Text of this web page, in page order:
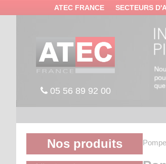
ATEC FRANCE SECTEURS
05 56 89 92 00
Nos produits Pompe
Panneau de gestion des cookies